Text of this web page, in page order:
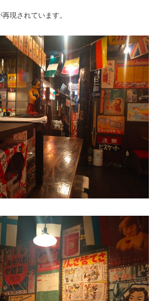
現されています。